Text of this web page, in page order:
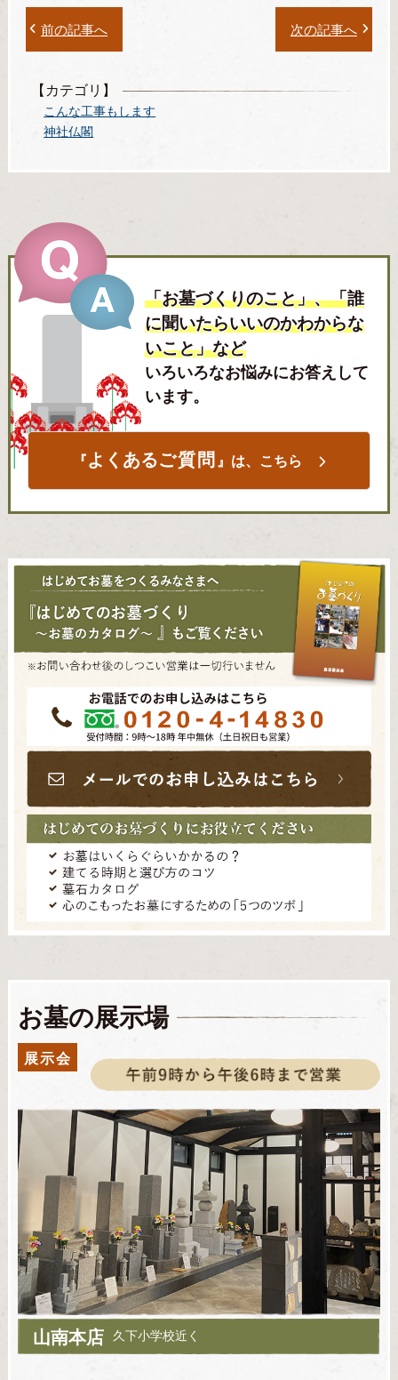
次の記事へ
前の記事へ
【カテゴリ】
こんな工事もします
神社仏閣
「お墓づくりのこと」、「誰
に聞いたらいいのかわからな
いこと」など
いろいろなお悩みにお答えして
います。
『よくあるご質問 』は、こちら
お墓の展示場
展示会
山南本店 久下小学校近く